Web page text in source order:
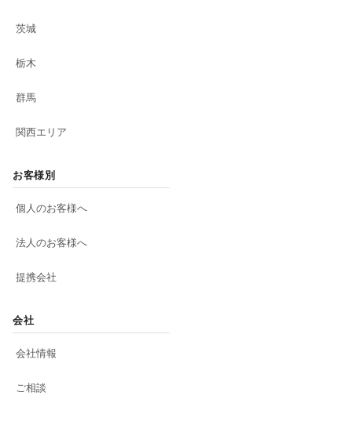
茨城
栃木
群馬
関西エリア
お客様別
個人のお客様へ
法人のお客様へ
提携会社
会社
会社情報
ご相談